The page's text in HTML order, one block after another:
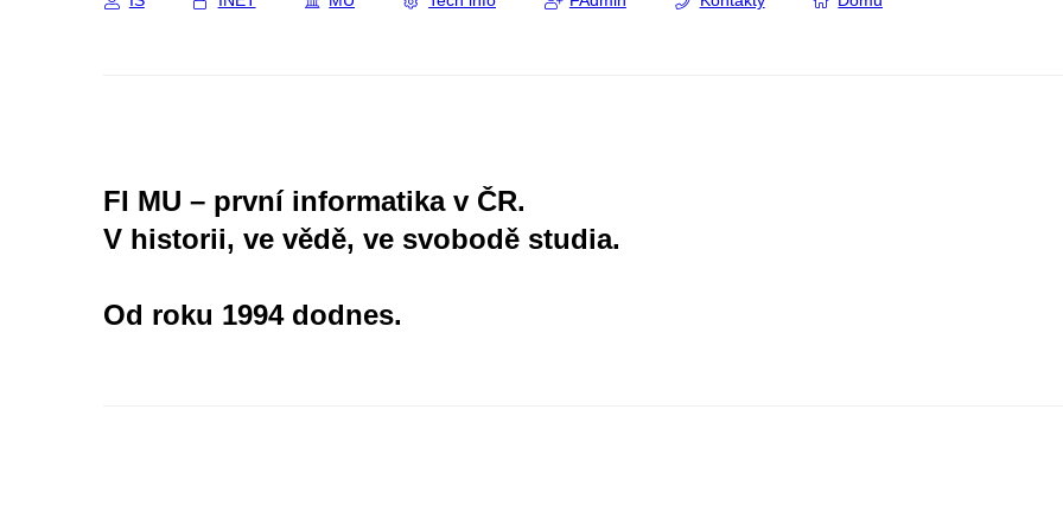
FI MU – první informatika v ČR.
V historii, ve vědě, ve svobodě studia.
Od roku 1994 dodnes.